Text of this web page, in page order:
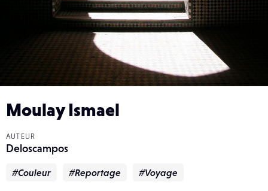
Moulay Ismael
AUTEUR
Deloscampos
#Couleur #Reportage #Voyage